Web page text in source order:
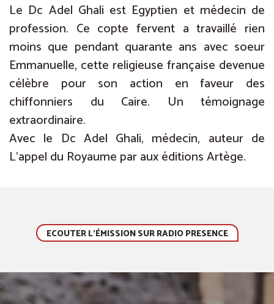
Le Dc Adel Ghali est Egyptien et médecin de
profession. Ce copte fervent a travaillé rien
moins que pendant quarante ans avec soeur
Emmanuelle, cette religieuse française devenue
célèbre pour son action en faveur des
chiffonniers du Caire. Un témoignage
extraordinaire.
Avec le Dc Adel Ghali, médecin, auteur de
L’appel du Royaume par aux éditions Artège.
ECOUTER L'ÉMISSION SUR RADIO PRESENCE